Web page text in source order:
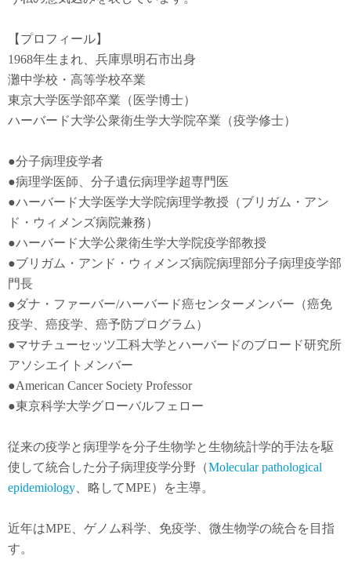
【プロフィール】
1968年生まれ、兵庫県明石市出身
灘中学校・高等学校卒業
東京大学医学部卒業（医学博士）
ハーバード大学公衆衛生学大学院卒業（疫学修士）
●分子病理疫学者
●病理学医師、分子遺伝病理学超専門医
●ハーバード大学医学大学院病理学教授（ブリガム・アン
ド・ウィメンズ病院兼務）
●ハーバード大学公衆衛生学大学院疫学部教授
●ブリガム・アンド・ウィメンズ病院病理部分子病理疫学部
門長
●ダナ・ファーバー/ハーバード癌センターメンバー（癌免
疫学
癌疫学 、癌予防プログラム）
●マサチューセッツ工科大学とハーバードのブロード研究所
アソシエイトメンバー
●American Cancer Society Professor
●東京科学大学グローバルフェロー
従来の疫学と病理学を分子生物学と生物統計学的手法を駆
使して統合した分子病理疫学分野（Molecular pathological
epidemiology 、略してMPE）を主導。
近年はMPE 、ゲノム科学、免疫学、微生物学の統合を目指
す。